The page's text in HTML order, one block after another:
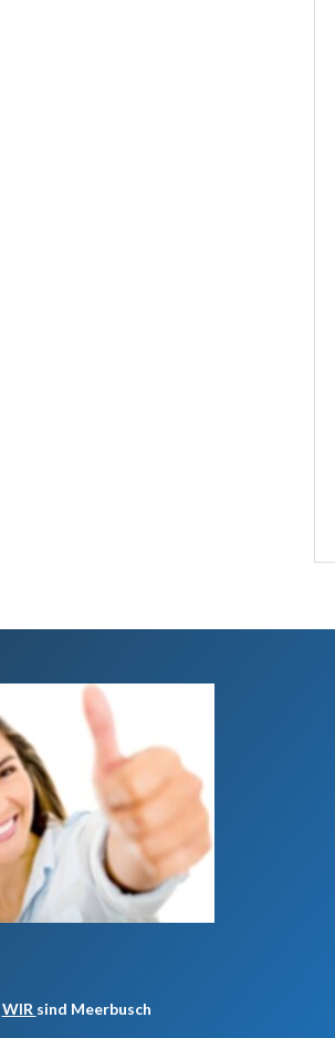
WIR sind Meerbusch